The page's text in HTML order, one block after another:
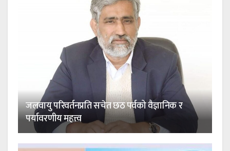
जलवायु परिवर्तनप्रति सचेत छठ पर्वको वैज्ञानिक र
पर्यावरणीय महत्त्व